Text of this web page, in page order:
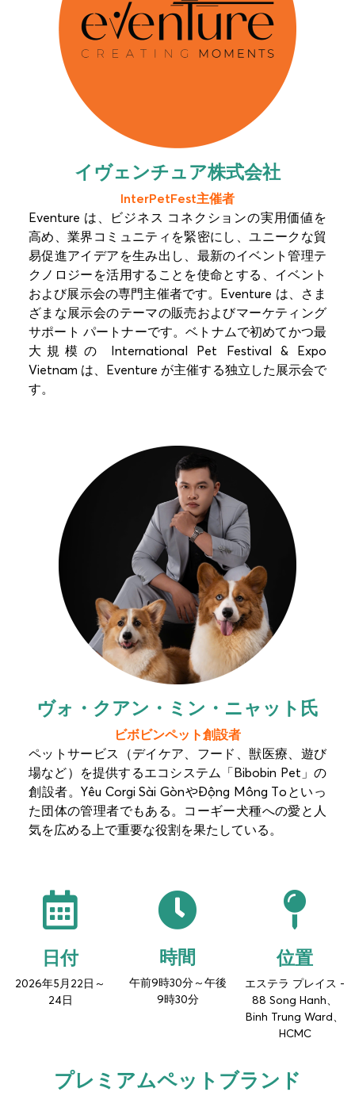
イヴェンチュア株式会社
InterPetFest主催者
Eventure は、ビジネス コネクションの実用価値を
高め、業界コミュニティを緊密にし、ユニークな貿
易促進アイデアを生み出し、最新のイベント管理テ
クノロジーを活用することを使命とする、イベント
および展示会の専門主催者です。Eventure は、さま
ざまな展示会のテーマの販売およびマーケティング
サポート パートナーです。ベトナムで初めてかつ最
大規模の International Pet Festival & Expo
Vietnam は、Eventure が主催する独立した展示会で
す。
ヴォ・クアン・ミン・ニャット氏
ビボビンペット創設者
ペットサービス（デイケア、フード、獣医療、遊び
場など）を提供するエコシステム「Bibobin Pet」の
創設者。Yêu Corgi Sài GònやĐộng Mông Toといっ
た団体の管理者でもある。コーギー犬種への愛と人
気を広める上で重要な役割を果たしている。
日付
2026年5月22日～
24日
時間
午前9時30分～午後
9時30分
位置
エステラ プレイス -
88 Song Hanh、
Binh Trung Ward、
HCMC
プレミアムペットブランド